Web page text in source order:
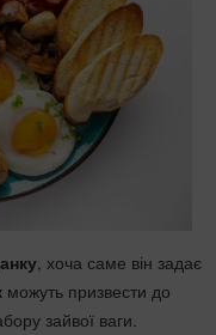
, хоча саме він задає
можуть призвести до
зайвої ваги.